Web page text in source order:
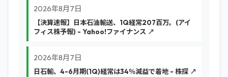
2026年8月7日
【決算速報】日本石油輸送、1Q経常207百万。(アイ
フィス株予報) - Yahoo!ファイナンス ↗
2026年8月7日
日石輸、4-6月期(1Q)経常は34％減益で着地 - 株探 ↗